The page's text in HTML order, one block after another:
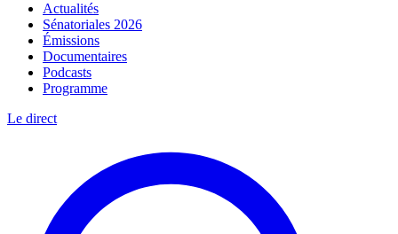
Actualités
Sénatoriales 2026
Émissions
Documentaires
Podcasts
Programme
Le direct